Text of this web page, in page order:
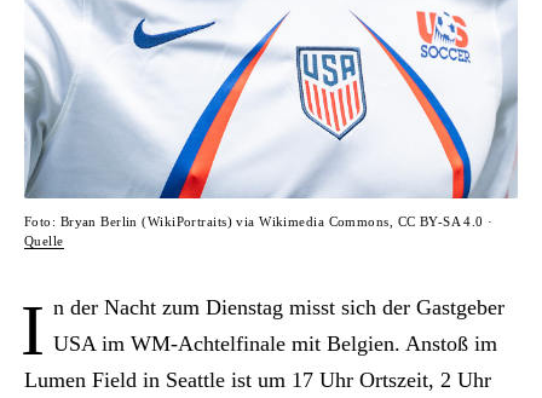
Foto: Bryan Berlin (WikiPortraits) via Wikimedia Commons, CC BY-SA 4.0 ·
Quelle
I n der Nacht zum Dienstag misst sich der Gastgeber
USA im WM-Achtelfinale mit Belgien. Anstoß im
Lumen Field in Seattle ist um 17 Uhr Ortszeit, 2 Uhr